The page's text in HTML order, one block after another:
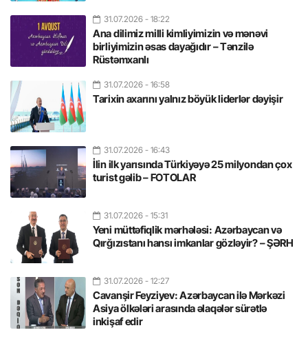
31.07.2026 - 18:22
Ana dilimiz milli kimliyimizin və mənəvi
birliyimizin əsas dayağıdır – Tənzilə
Rüstəmxanlı
31.07.2026 - 16:58
Tarixin axarını yalnız böyük liderlər dəyişir
31.07.2026 - 16:43
İlin ilk yarısında Türkiyəyə 25 milyondan çox
turist gəlib – FOTOLAR
31.07.2026 - 15:31
Yeni müttəfiqlik mərhələsi: Azərbaycan və
Qırğızıstanı hansı imkanlar gözləyir? – ŞƏRH
31.07.2026 - 12:27
Cavanşir Feyziyev: Azərbaycan ilə Mərkəzi
Asiya ölkələri arasında əlaqələr sürətlə
inkişaf edir